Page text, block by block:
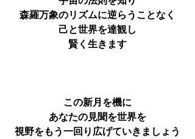
森羅万象のリズムに逆らうことなく
己と世界を達観し
賢く生きます
この新月を機に
あなたの見聞を世界を
視野をもう一回り広げていきましょう